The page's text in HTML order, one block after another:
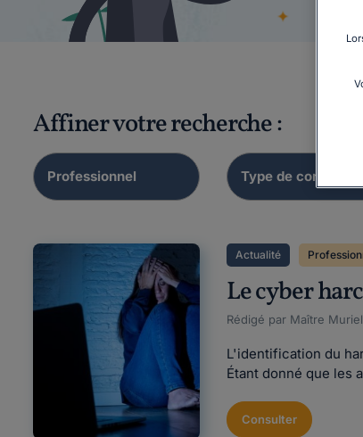
Affiner votre recherche :
Actualité
Le cyber
Rédigé par Maître
L'identification du
Étant donné que les
Consulter